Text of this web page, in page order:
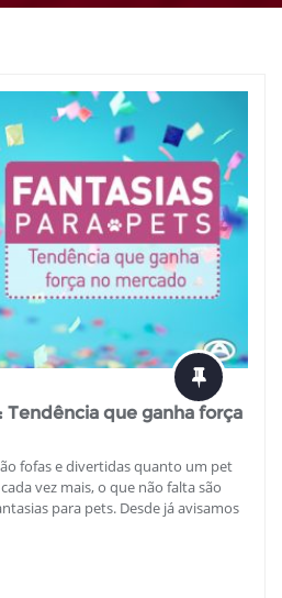
Tendência que ganha força
fofas e divertidas quanto um pet
vez mais, o que não falta são
para pets. Desde já avisamos